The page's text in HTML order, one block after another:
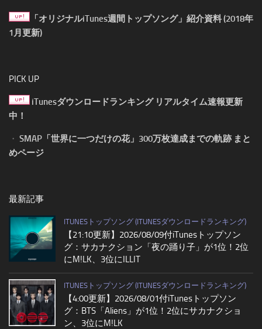
「オリジナルiTunes週間トップソング」紹介資料 (2018年
1月更新)
PICK UP
iTunesダウンロードランキング リアルタイム速報更新
中！
・ SMAP「世界に一つだけの花」300万枚達成までの軌跡 まと
めページ
最新記事
ITUNESトップソング (ITUNESダウンロードランキング)
【21:10更新】2026/08/09付iTunesトップソン
グ：サカナクション「夜の踊り子」が1位！2位
にM!LK、3位にILLIT
ITUNESトップソング (ITUNESダウンロードランキング)
【4:00更新】2026/08/01付iTunesトップソン
グ：BTS「Aliens」が1位！2位にサカナクショ
ン、3位にM!LK